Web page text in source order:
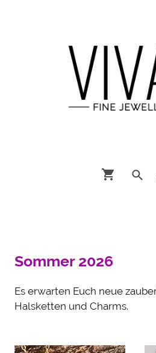
Sommer 2026
Es erwarten Euch neue
Halsketten und Charms.